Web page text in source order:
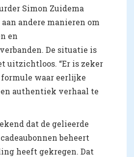
Simon Zuidema
andere manieren om
en
De situatie is
uitzichtloos. “Er is zeker
waar eerlijke
authentiek verhaal te
dat de gelieerde
beheert
heeft gekregen. Dat